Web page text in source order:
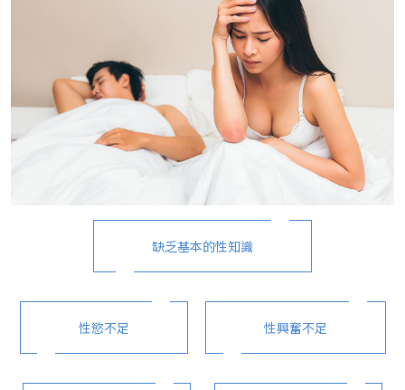
缺乏基本的性知識
性慾不足 性興奮不足